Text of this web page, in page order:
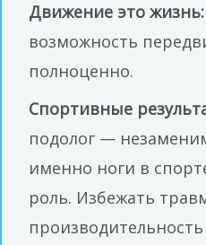
Движение это жизнь:
возможность
полноценно.
Спортивные
подолог —
именно ноги в
роль. Избежать